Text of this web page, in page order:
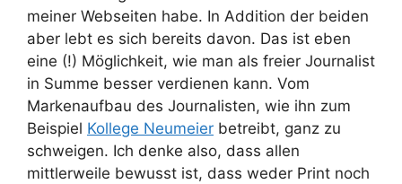
meiner Webseiten habe. In Addition der beiden
aber lebt es sich bereits davon. Das ist eben
eine (!) Möglichkeit, wie man als freier Journalist
in Summe besser verdienen kann. Vom
Markenaufbau des Journalisten, wie ihn zum
Beispiel Kollege Neumeier betreibt, ganz zu
schweigen. Ich denke also, dass allen
mittlerweile bewusst ist, dass weder Print noch